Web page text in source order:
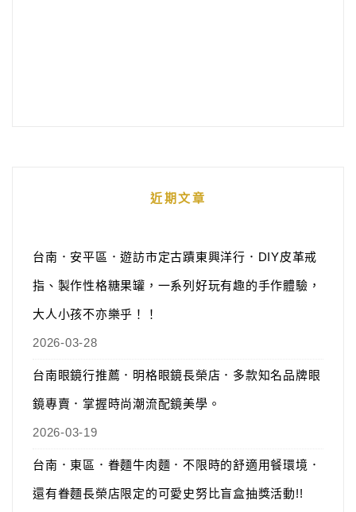
近期文章
台南．安平區．遊訪市定古蹟東興洋行．DIY皮革戒
指、製作性格糖果罐，一系列好玩有趣的手作體驗，
大人小孩不亦樂乎！！
2026-03-28
台南眼鏡行推薦．明格眼鏡長榮店．多款知名品牌眼
鏡專賣．掌握時尚潮流配鏡美學。
2026-03-19
台南．東區．眷麵牛肉麵．不限時的舒適用餐環境．
還有眷麵長榮店限定的可愛史努比盲盒抽獎活動!!